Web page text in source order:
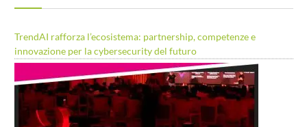
TrendAI rafforza l’ecosistema: partnership, competenze e
innovazione per la cybersecurity del futuro